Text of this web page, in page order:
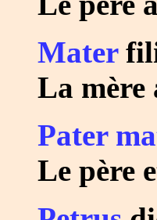
Mater
La mère
Pater
Le père